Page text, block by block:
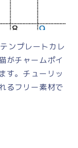
ンプレートカレ
がチャームポイ
す。チューリッ
るフリー素材で